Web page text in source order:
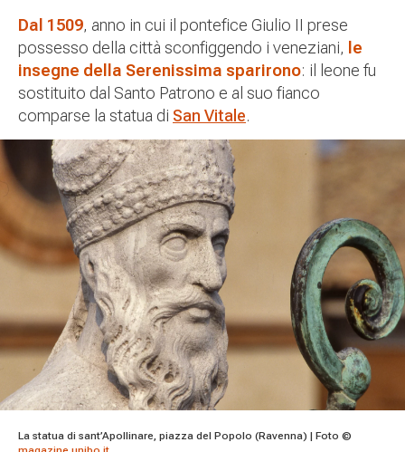
Dal 1509, anno in cui il pontefice Giulio II prese
possesso della città sconfiggendo i veneziani, le
insegne della Serenissima sparirono: il leone fu
sostituito dal Santo Patrono e al suo fianco
comparse la statua di San Vitale.
La statua di sant’Apollinare, piazza del Popolo (Ravenna) | Foto ©